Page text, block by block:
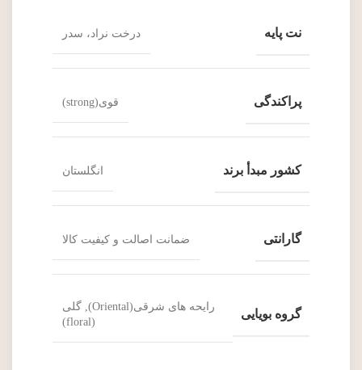
نت پایه درخت نراد، سدر
پراکندگی قوی(strong)
کشور مبدأ برند انگلستان
گارانتی ضمانت اصالت و کیفیت کالا
گروه بویایی
رایحه های شرقی(Oriental), گلی
(floral)